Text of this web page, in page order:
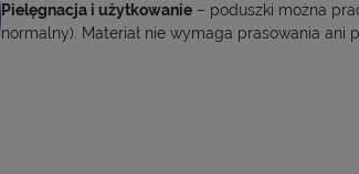
Pielęgnacja i użytkowanie – poduszki można
normalny). Materiał nie wymaga prasowania ani